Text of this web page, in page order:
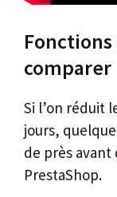
comparer
Si l’on réduit
jours,
de près
PrestaShop.